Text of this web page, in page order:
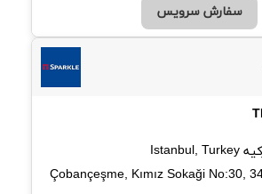
سفارش سرویس
Çobançeşme, Kımız Sokaği No:30,